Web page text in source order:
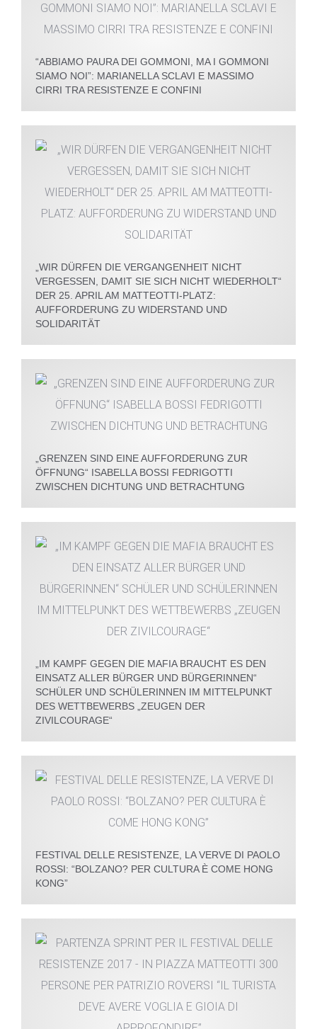
“ABBIAMO PAURA DEI GOMMONI, MA I GOMMONI
SIAMO NOI”: MARIANELLA SCLAVI E MASSIMO
CIRRI TRA RESISTENZE E CONFINI
„WIR DÜRFEN DIE VERGANGENHEIT NICHT
VERGESSEN, DAMIT SIE SICH NICHT WIEDERHOLT“
DER 25. APRIL AM MATTEOTTI-PLATZ:
AUFFORDERUNG ZU WIDERSTAND UND
SOLIDARITÄT
„GRENZEN SIND EINE AUFFORDERUNG ZUR
ÖFFNUNG“ ISABELLA BOSSI FEDRIGOTTI
ZWISCHEN DICHTUNG UND BETRACHTUNG
„IM KAMPF GEGEN DIE MAFIA BRAUCHT ES DEN
EINSATZ ALLER BÜRGER UND BÜRGERINNEN“
SCHÜLER UND SCHÜLERINNEN IM MITTELPUNKT
DES WETTBEWERBS „ZEUGEN DER
ZIVILCOURAGE“
FESTIVAL DELLE RESISTENZE, LA VERVE DI PAOLO
ROSSI: “BOLZANO? PER CULTURA È COME HONG
KONG”